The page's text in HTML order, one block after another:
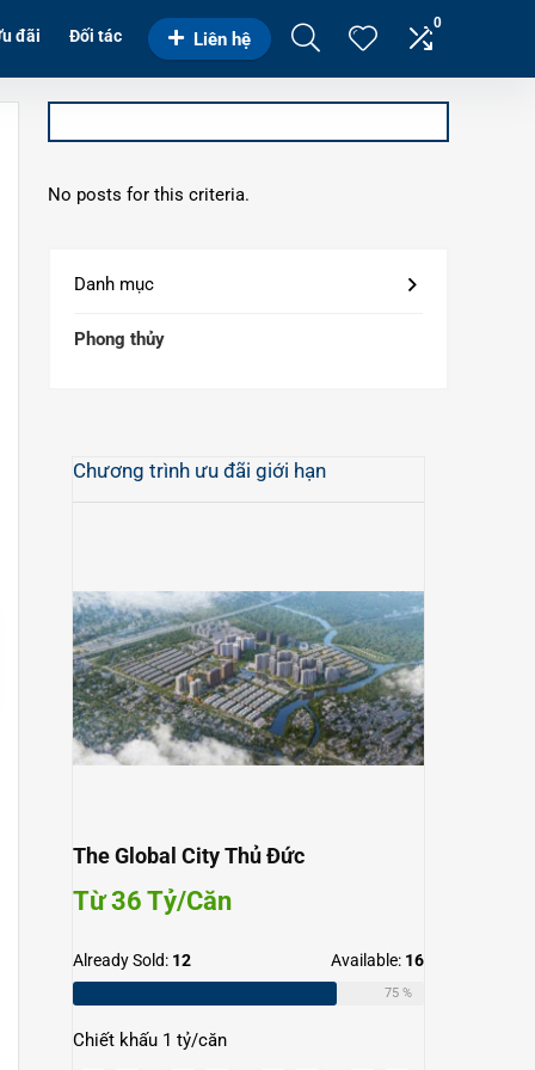
đãi Đối tác Liên hệ
0
No posts for this criteria.
Danh mục
Phong thủy
Chương trình ưu đãi giới hạn
The Global City Thủ Đức
Từ 36 Tỷ/Căn
Already Sold: 12 Available: 16
75 %
Chiết khấu 1 tỷ/căn